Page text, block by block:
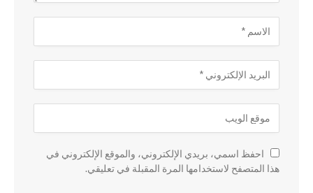
احفظ اسمي، بريدي الإلكتروني، والموقع الإلكتروني في
هذا المتصفح لاستخدامها المرة المقبلة في تعليقي.